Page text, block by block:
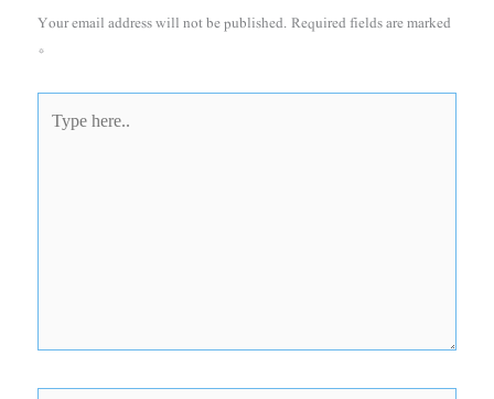
Your email address will not be published.Required fields are marked
*
here..